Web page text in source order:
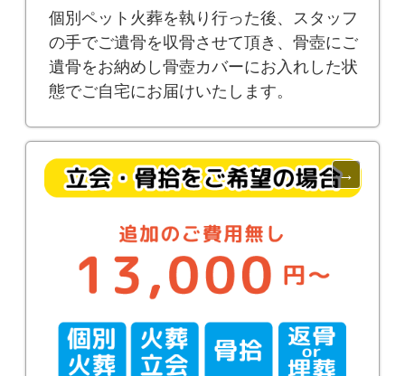
個別ペット火葬を執り行った後、スタッフ
の手でご遺骨を収骨させて頂き、骨壺にご
遺骨をお納めし骨壺カバーにお入れした状
態でご自宅にお届けいたします。